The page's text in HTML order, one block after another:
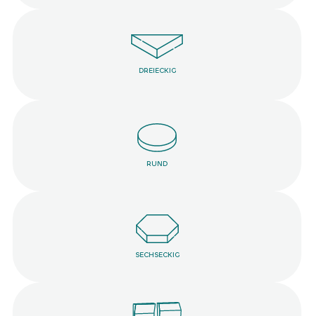
D919 D918
D928 D212
DREIECKIG
RUND
SECHSECKIG